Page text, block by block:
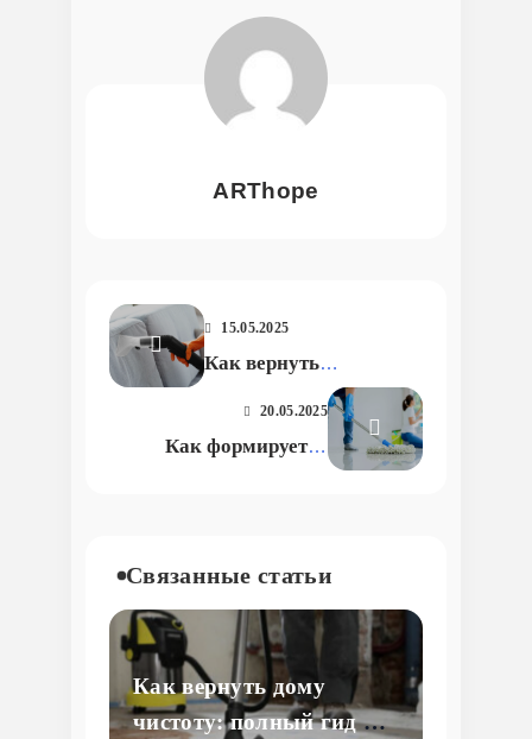
ARThope
15.05.2025
Как вернуть
ковролину свежесть:
профессиональная
химчистка без
20.05.2025
Как формируется
Связанные статьи
Как вернуть дому
чистоту: полный гид по